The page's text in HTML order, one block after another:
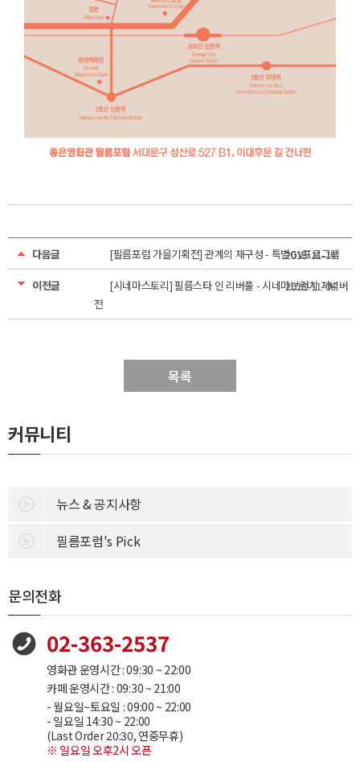
다음글 [필름포럼 가을기획전] 관계의 재구성 - 특별GV프로그램
2018-11-14
이전글
[시네마스토리] 필름스타 인 리버풀 - 시네마브런치 저녁버
전
2018-11-06
목록
커뮤니티
뉴스 & 공지사항
필름포럼's Pick
문의전화
02-363-2537
영화관 운영시간 : 09:30 ~ 22:00
카페 운영시간 : 09:30 ~ 21:00
- 월요일~토요일 : 09:00 ~ 22:00
- 일요일 14:30 ~ 22:00
(Last Order 20:30, 연중무휴)
※ 일요일 오후2시 오픈